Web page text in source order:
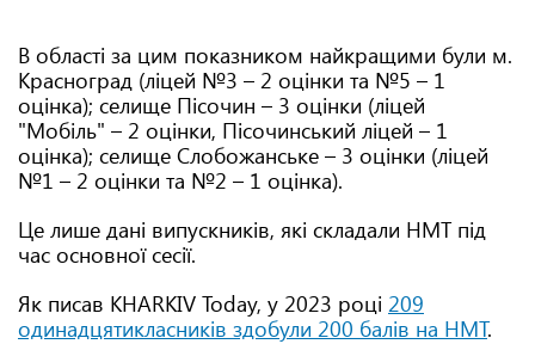
В області за цим показником найкращими були м.
Красноград (ліцей №3 – 2 оцінки та №5 – 1
оцінка); селище Пісочин – 3 оцінки (ліцей
"Мобіль" – 2 оцінки, Пісочинський ліцей – 1
оцінка); селище Слобожанське – 3 оцінки (ліцей
№1 – 2 оцінки та №2 – 1 оцінка).
Це лише дані випускників, які складали НМТ під
час основної сесії.
Як писав KHARKIV Today, у 2023 році 209
одинадцятикласників здобули 200 балів на НМТ.